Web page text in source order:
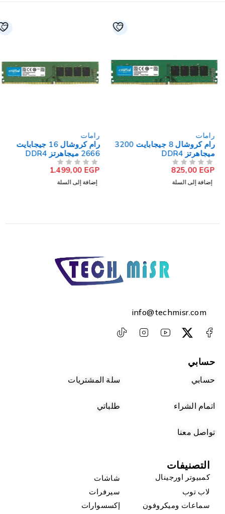
رامات
رام كروشال 8 جيجابايت 3200
ميجاهرتز DDR4
825,00EGP
إضافة إلى السلة
رامات
رام كروشال 16 جيجابايت
2666 ميجاهرتز DDR4
1.499,00EGP
إضافة إلى السلة
info@techmisr.com
حسابي
حسابي سلة المشتريات
اتمام الشراء طلباتي
تواصل معنا
التصنيفات
كمبيوتر اورجينال
شاشات
لاب توب
سيرفرات
سماعات وميكروفون
إكسسوارات